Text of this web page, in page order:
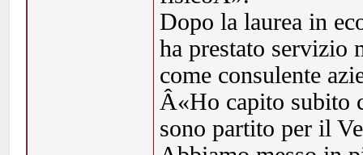
Dopo la laurea in
ha prestato servizio
come consulente
Â«Ho capito subito
sono partito per il